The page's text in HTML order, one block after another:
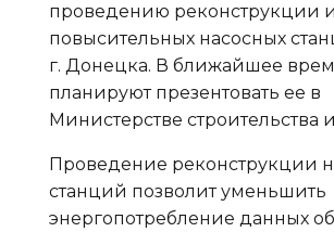
проведению реконструкции
повысительных насосных
г. Донецка. В ближайшее
планируют презентовать ее в
Министерстве
Проведение реконструкции
станций позволит уменьшить
энергопотребление данных